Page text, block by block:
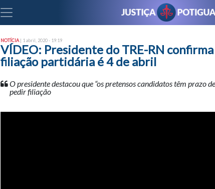
NOTÍCIA | 1 abril, 2020 - 19:19
VÍDEO: Presidente do TRE-RN
filiação partidária é 4 de abril
O presidente destacou que “os pretensos candidatos têm prazo
pedir filiação